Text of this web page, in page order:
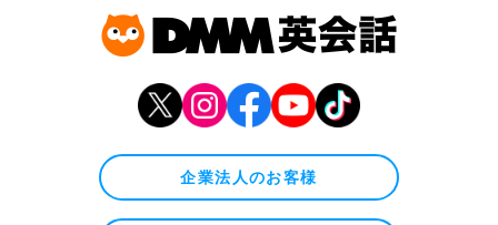
企業法人のお客様